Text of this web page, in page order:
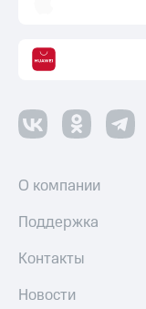
О компании
Поддержка
Контакты
Новости